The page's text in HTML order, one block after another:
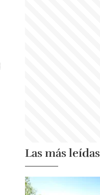
Las más leídas